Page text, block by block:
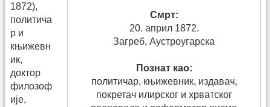
Смрт:
20. април 1872.
Загреб, Аустроугарска
Познат као:
политичар, књижевник, издавач,
покретач илирског и хрватског
1872),
политича
р и
књижевн
ик,
доктор
филозоф
ије,